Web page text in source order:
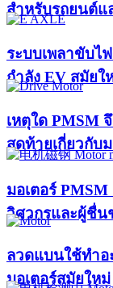
สำหรับรถยนต์แ
ระบบเพลาขับไ
กำลัง EV สมัยใ
เหตุใด PMSM
สุดท้ายเกี่ยวกับ
มอเตอร์
วิศวกรและผู้ชื่น
ลวดแบนใช้ทำอ
มอเตอร์สมัยใหม่